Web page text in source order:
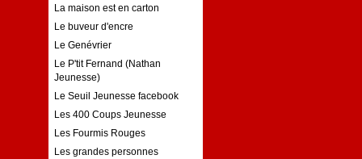
La maison est en carton
Le buveur d'encre
Le Genévrier
Le P'tit Fernand (Nathan
Jeunesse)
Le Seuil Jeunesse facebook
Les 400 Coups Jeunesse
Les Fourmis Rouges
Les grandes personnes